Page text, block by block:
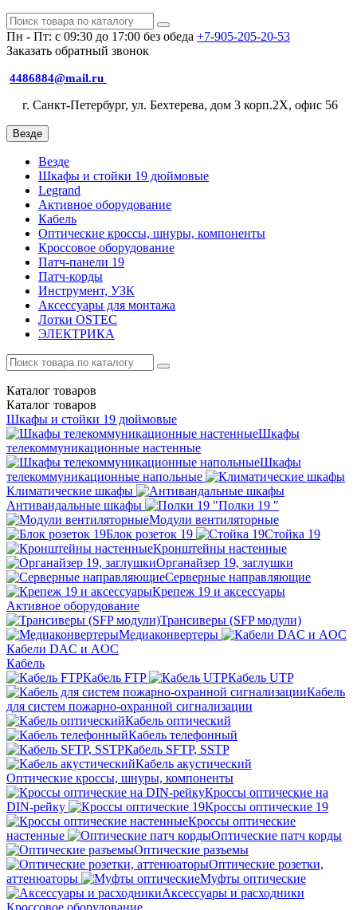
Пн - Пт: с 09:30 до 17:00 без обеда +7-905-205-20-53
Заказать обратный звонок
4486884@mail.ru
г. Санкт-Петербург, ул. Бехтерева, дом 3 корп.2X, офис 56
Везде
Везде
Шкафы и стойки 19 дюймовые
Legrand
Активное оборудование
Кабель
Оптические кроссы, шнуры, компоненты
Кроссовое оборудование
Патч-панели 19
Патч-корды
Инструмент, УЗК
Аксессуары для монтажа
Лотки OSTEC
ЭЛЕКТРИКА
Каталог товаров
Каталог товаров
Шкафы и стойки 19 дюймовые
Шкафы
телекоммуникационные настенные
Шкафы
телекоммуникационные напольные
Климатические шкафы
Антивандальные шкафы
Полки 19 "
Модули вентиляторные
Блок розеток 19
Стойка 19
Кронштейны настенные
Органайзер 19, заглушки
Серверные направляющие
Крепеж 19 и аксессуары
Активное оборудование
Трансиверы (SFP модули)
Медиаконвертеры
Кабели DAC и AOC
Кабель
Кабель FTP
Кабель UTP
Кабель
для систем пожарно-охранной сигнализации
Кабель оптический
Кабель телефонный
Кабель SFTP, SSTP
Кабель акустический
Оптические кроссы, шнуры, компоненты
Кроссы оптические на
DIN-рейку
Кроссы оптические 19
Кроссы оптические
настенные
Оптические патч корды
Оптические разъемы
Оптические розетки,
аттенюаторы
Муфты оптические
Аксессуары и расходники
Кроссовое оборудование